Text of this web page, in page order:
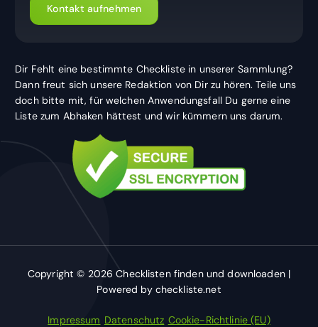
Kontakt aufnehmen
Dir Fehlt eine bestimmte Checkliste in unserer Sammlung?
Dann freut sich unsere Redaktion von Dir zu hören. Teile uns
doch bitte mit, für welchen Anwendungsfall Du gerne eine
Liste zum Abhaken hättest und wir kümmern uns darum.
Copyright © 2026 Checklisten finden und downloaden |
Powered by checkliste.net
Impressum Datenschutz Cookie-Richtlinie (EU)